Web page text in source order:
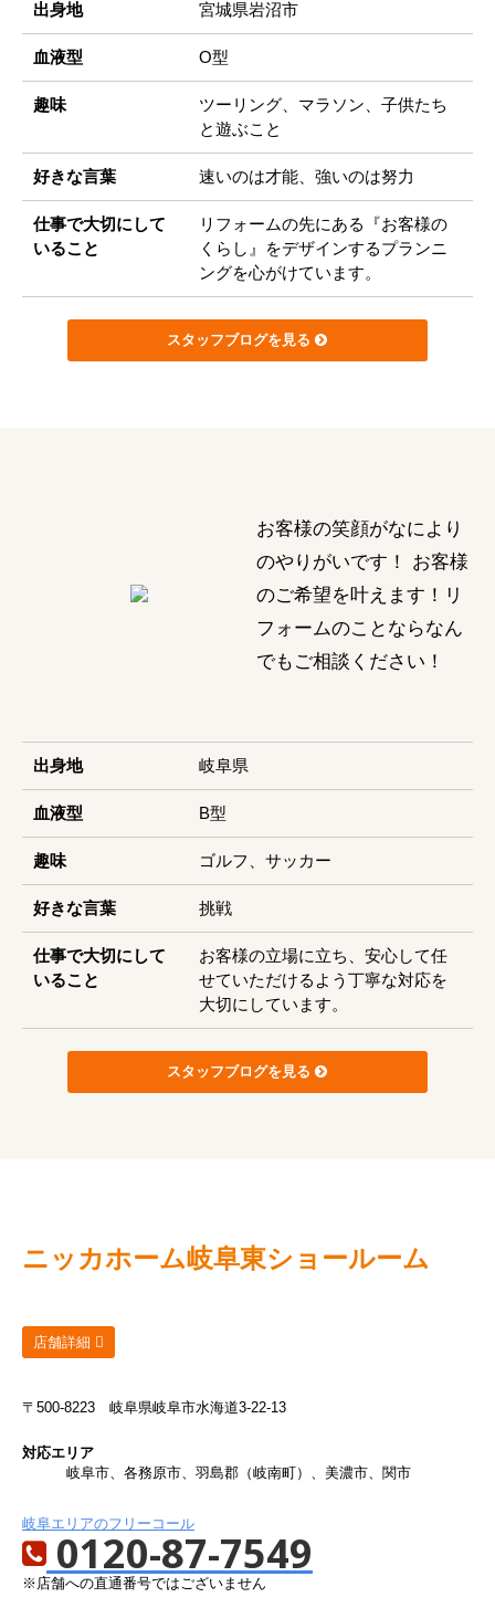
出身地 宮城県岩沼市
血液型 O型
趣味
ツーリング、マラソン、子供たち
と遊ぶこと
好きな言葉 速いのは才能、強いのは努力
仕事で大切にして
いること
リフォームの先にある『お客様の
くらし』をデザインするプランニ
ングを心がけています。
スタッフブログを見る
お客様の笑顔がなにより
のやりがいです！ お客様
のご希望を叶えます！リ
フォームのことならなん
でもご相談ください！
出身地 岐阜県
血液型 B型
趣味 ゴルフ、サッカー
好きな言葉 挑戦
仕事で大切にして
いること
お客様の立場に立ち、安心して任
せていただけるよう丁寧な対応を
大切にしています。
スタッフブログを見る
ニッカホーム岐阜東ショールーム
店舗詳細
〒500-8223 岐阜県岐阜市水海道3-22-13
対応エリア
岐阜市、各務原市、羽島郡（岐南町）、美濃市、関市
岐阜エリアのフリーコール
0120-87-7549
※店舗への直通番号ではございません